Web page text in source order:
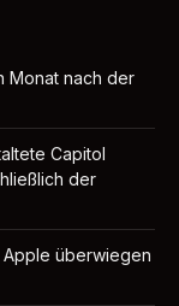
Monat nach der
Capitol
der
überwiegen